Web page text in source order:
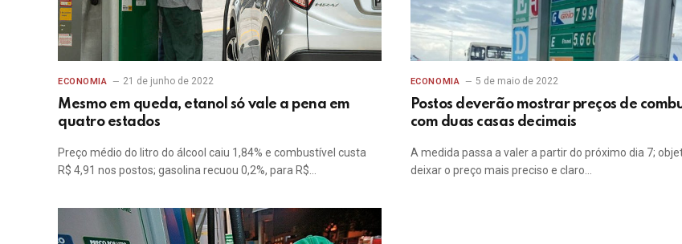
ECONOMIA 21 de junho de 2022
Mesmo em queda, etanol só vale a pena em
quatro estados
Preço médio do litro do álcool caiu 1,84% e combustível custa
R$ 4,91 nos postos; gasolina recuou 0,2%, para R$…
ECONOMIA 5 de maio de 2022
Postos deverão mostrar preços de
com duas casas decimais
A medida passa a valer a partir do próximo dia 7;
deixar o preço mais preciso e claro…